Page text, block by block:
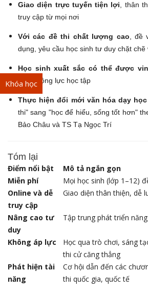
Giao diện trực tuyến tiện lợi , thân
truy cập từ mọi nơi
Với các đề thi chất lượng cao , đề
dụng, yêu cầu học sinh tư duy chặt
Học sinh xuất sắc có thể được
thêm động lực học tập
Thực hiện đổi mới văn hóa dạy học
thi" sang "học để hiểu, sống tốt hơn"
Bảo Châu và TS Tạ Ngọc Trí
Tóm lại
Điểm nổi bật
Mô tả ngắn gọn
Miễn phí
Mọi học sinh (lớp 1–12)
Online và dễ
truy cập
Giao diện thân thiện, dễ
Nâng cao tư
duy
Tập trung phát triển
Không áp lực
Học qua trò chơi, sáng
thi cử căng thẳng
Phát hiện tài
năng
Cơ hội dẫn đến các
thi quốc gia, quốc tế
Khóa học
Tài liệu miễn phí